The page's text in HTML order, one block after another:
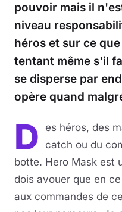
Forum
pouvoir mais il
niveau
héros et sur ce
tentant même s'il
se disperse par
opère quand
D
es héros, des
catch ou du
botte. Hero Mask est
dois avouer que en
aux commandes de